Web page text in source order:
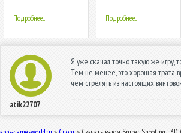
Подробнее... Подробнее...
atik22707
Я уже скачал точно такую же игру,
Тем не менее, это хорошая трата
чем стрелять из настоящих